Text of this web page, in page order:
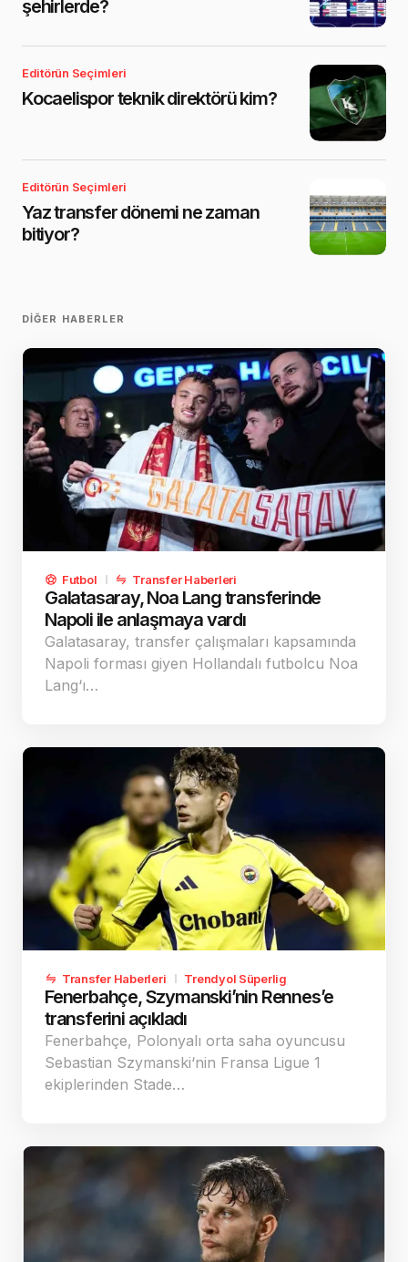
şehirlerde?
Editörün Seçimleri
Kocaelispor teknik direktörü kim?
Editörün Seçimleri
Yaz transfer dönemi ne zaman
bitiyor?
DIĞER HABERLER
Futbol Transfer Haberleri
Galatasaray, Noa Lang transferinde
Napoli ile anlaşmaya vardı
Galatasaray, transfer çalışmaları kapsamında
Napoli forması giyen Hollandalı futbolcu Noa
Lang‘ı…
Transfer Haberleri Trendyol Süperlig
Fenerbahçe, Szymanski’nin Rennes’e
transferini açıkladı
Fenerbahçe, Polonyalı orta saha oyuncusu
Sebastian Szymanski‘nin Fransa Ligue 1
ekiplerinden Stade…